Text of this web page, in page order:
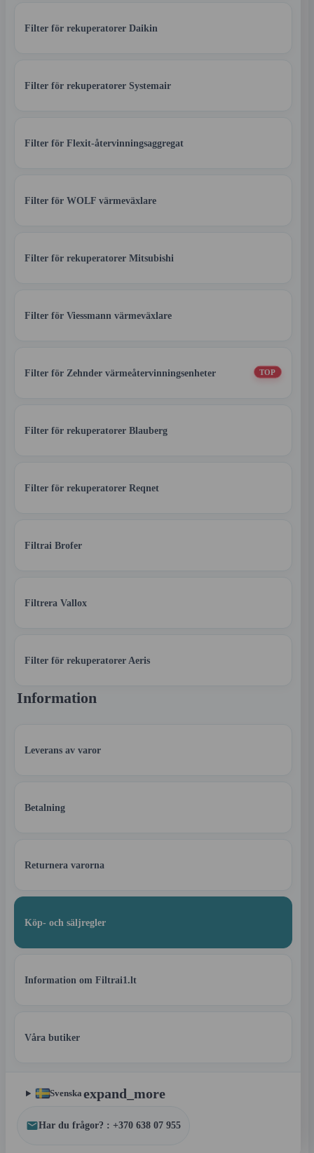
Filter för rekuperatorer Daikin
Filter för rekuperatorer Systemair
Filter för Flexit-återvinningsaggregat
Filter för WOLF värmeväxlare
Filter för rekuperatorer Mitsubishi
Filter för Viessmann värmeväxlare
Filter för Zehnder värmeåtervinningsenheter TOP
Filter för rekuperatorer Blauberg
Filter för rekuperatorer Reqnet
Filtrai Brofer
Filtrera Vallox
Filter för rekuperatorer Aeris
Information
Leverans av varor
Betalning
Returnera varorna
Köp- och säljregler
Information om Filtrai1.lt
Våra butiker
Svenska expand_more
Har du frågor? : +370 638 07 955